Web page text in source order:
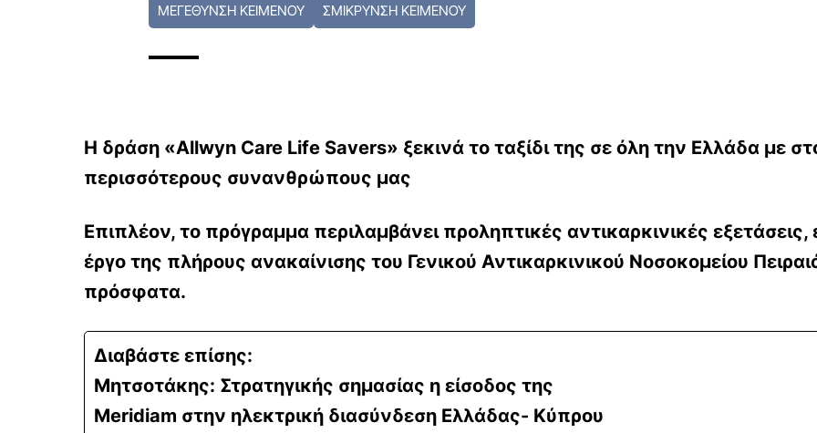
ΜΕΓΕΘΥΝΣΗ ΚΕΙΜΕΝΟΥ ΣΜΙΚΡΥΝΣΗ ΚΕΙΜΕΝΟΥ
Η δράση «Allwyn Care Life Savers» ξεκινά το ταξίδι της σε όλη την Ελλάδα με
περισσότερους συνανθρώπους μας
Επιπλέον, το πρόγραμμα περιλαμβάνει προληπτικές αντικαρκινικές
έργο της πλήρους ανακαίνισης του Γενικού Αντικαρκινικού Νοσοκομείου
πρόσφατα.
Διαβάστε επίσης:
Μητσοτάκης: Στρατηγικής σημασίας η είσοδος της
Meridiam στην ηλεκτρική διασύνδεση Ελλάδας- Κύπρου